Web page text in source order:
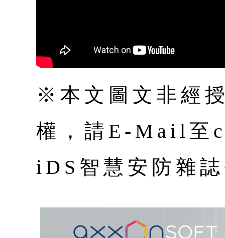
※本文圖文非經
權，請E-Mail至
iDS智慧安防雜